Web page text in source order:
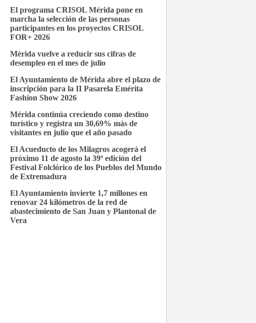
El programa CRISOL Mérida pone en
marcha la selección de las personas
participantes en los proyectos CRISOL
FOR+ 2026
Mérida vuelve a reducir sus cifras de
desempleo en el mes de julio
El Ayuntamiento de Mérida abre el plazo de
inscripción para la II Pasarela Emérita
Fashion Show 2026
Mérida continúa creciendo como destino
turístico y registra un 30,69% más de
visitantes en julio que el año pasado
El Acueducto de los Milagros acogerá el
próximo 11 de agosto la 39º edición del
Festival Folclórico de los Pueblos del Mundo
de Extremadura
El Ayuntamiento invierte 1,7 millones en
renovar 24 kilómetros de la red de
abastecimiento de San Juan y Plantonal de
Vera